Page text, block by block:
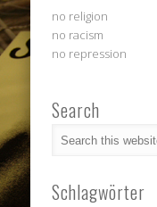
no religion
no racism
no repression
Search
Schlagwörter